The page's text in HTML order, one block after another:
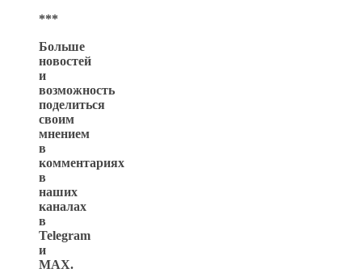
***
Больше
новостей
и
возможность
поделиться
своим
мнением
в
комментариях
в
наших
каналах
в
Telegram
и
MAX.